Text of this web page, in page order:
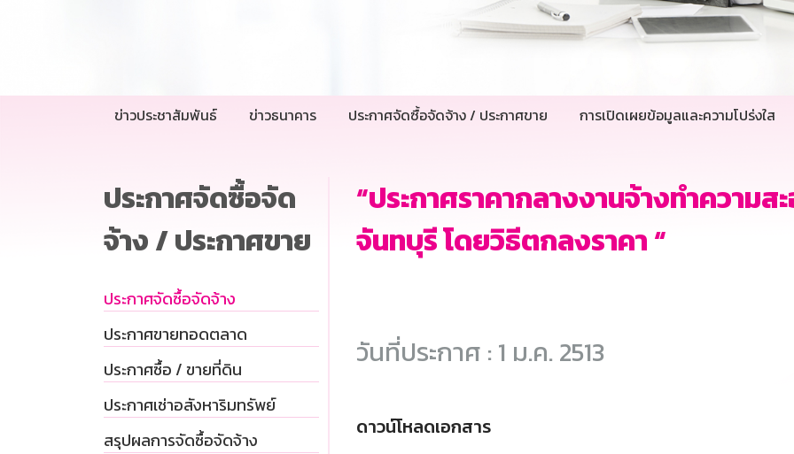
ข่าวประชาสัมพันธ์ ข่าวธนาคาร ประกาศจัดซื้อจัดจ้าง / ประกาศขาย การเปิดเผยข้อมูลและความโปร่งใส
ประกาศจัดซื้อจัด
จ้าง / ประกาศขาย
ประกาศจัดซื้อจัดจ้าง
ประกาศขายทอดตลาด
ประกาศซื้อ / ขายที่ดิน
ประกาศเช่าอสังหาริมทรัพย์
สรุปผลการจัดซื้อจัดจ้าง
“ประกาศราคากลางงานจ้างทำความ
จันทบุรี โดยวิธีตกลงราคา “
วันที่ประกาศ : 1 ม.ค. 2513
ดาวน์โหลดเอกสาร